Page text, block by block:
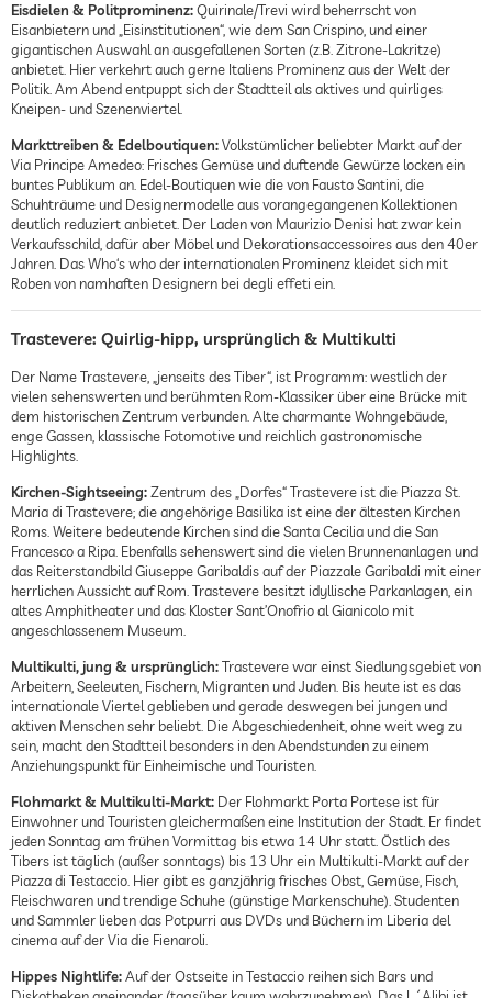
Eisdielen & Politprominenz:Quirinale/Trevi wird beherrscht von
Eisanbietern und „Eisinstitutionen“, wie dem San Crispino, und einer
gigantischen Auswahl an ausgefallenen Sorten (z.B. Zitrone-Lakritze)
anbietet. Hier verkehrt auch gerne Italiens Prominenz aus der Welt der
Politik. Am Abend entpuppt sich der Stadtteil als aktives und quirliges
Kneipen- und Szenenviertel.
Markttreiben & Edelboutiquen:Volkstümlicher beliebter Markt auf der
Via Principe Amedeo: Frisches Gemüse und duftende Gewürze locken ein
buntes Publikum an. Edel-Boutiquen wie die von Fausto Santini, die
Schuhträume und Designermodelle aus vorangegangenen Kollektionen
deutlich reduziert anbietet. Der Laden von Maurizio Denisi hat zwar kein
Verkaufsschild, dafür aber Möbel und Dekorationsaccessoires aus den 40er
Jahren. Das Who‘s who der internationalen Prominenz kleidet sich mit
Roben von namhaften Designern bei degli effeti ein.
Trastevere: Quirlig-hipp, ursprünglich & Multikulti
Der Name Trastevere, „jenseits des Tiber“, ist Programm: westlich der
vielen sehenswerten und berühmten Rom-Klassiker über eine Brücke mit
dem historischen Zentrum verbunden. Alte charmante Wohngebäude,
enge Gassen, klassische Fotomotive und reichlich gastronomische
Highlights.
Kirchen-Sightseeing:Zentrum des „Dorfes“ Trastevere ist die Piazza St.
Maria di Trastevere; die angehörige Basilika ist eine der ältesten Kirchen
Roms. Weitere bedeutende Kirchen sind die Santa Cecilia und die San
Francesco a Ripa. Ebenfalls sehenswert sind die vielen Brunnenanlagen und
das Reiterstandbild Giuseppe Garibaldis auf der Piazzale Garibaldi mit einer
herrlichen Aussicht auf Rom. Trastevere besitzt idyllische Parkanlagen, ein
altes Amphitheater und das Kloster Sant’Onofrio al Gianicolo mit
angeschlossenem Museum.
Multikulti, jung & ursprünglich:Trastevere war einst Siedlungsgebiet von
Arbeitern, Seeleuten, Fischern, Migranten und Juden. Bis heute ist es das
internationale Viertel geblieben und gerade deswegen bei jungen und
aktiven Menschen sehr beliebt. Die Abgeschiedenheit, ohne weit weg zu
sein, macht den Stadtteil besonders in den Abendstunden zu einem
Anziehungspunkt für Einheimische und Touristen.
Flohmarkt & Multikulti-Markt: Der Flohmarkt Porta Portese ist für
Einwohner und Touristen gleichermaßen eine Institution der Stadt. Er findet
jeden Sonntag am frühen Vormittag bis etwa 14 Uhr statt. Östlich des
Tibers ist täglich (außer sonntags) bis 13 Uhr ein Multikulti-Markt auf der
Piazza di Testaccio. Hier gibt es ganzjährig frisches Obst, Gemüse, Fisch,
Fleischwaren und trendige Schuhe (günstige Markenschuhe). Studenten
und Sammler lieben das Potpurri aus DVDs und Büchern im Liberia del
cinema auf der Via die Fienaroli.
Hippes Nightlife:Auf der Ostseite in Testaccio reihen sich Bars und